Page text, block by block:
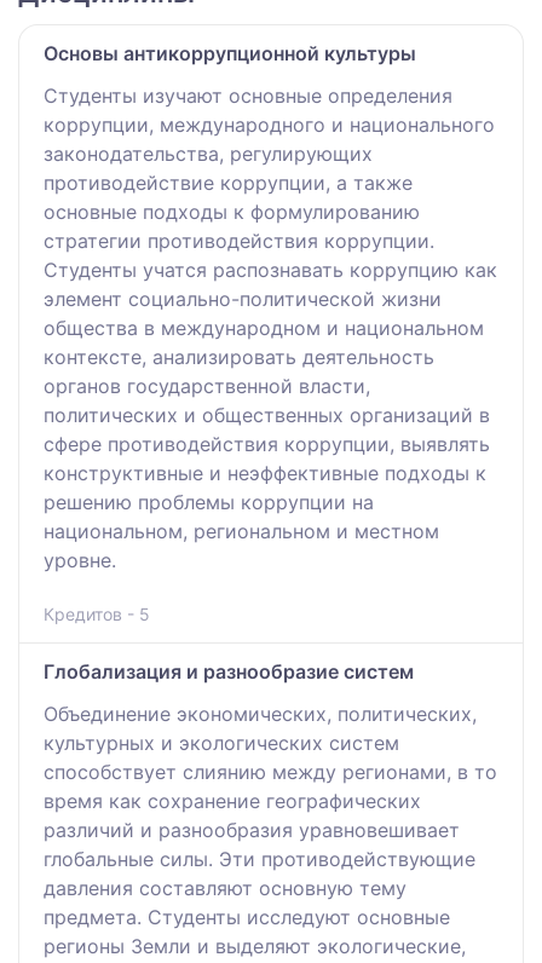
Основы антикоррупционной культуры
Студенты изучают основные определения
коррупции, международного и национального
законодательства, регулирующих
противодействие коррупции, а также
основные подходы к формулированию
стратегии противодействия коррупции.
Студенты учатся распознавать коррупцию как
элемент социально-политической жизни
общества в международном и национальном
контексте, анализировать деятельность
органов государственной власти,
политических и общественных организаций в
сфере противодействия коррупции, выявлять
конструктивные и неэффективные подходы к
решению проблемы коррупции на
национальном, региональном и местном
уровне.
Кредитов - 5
Глобализация и разнообразие систем
Объединение экономических, политических,
культурных и экологических систем
способствует слиянию между регионами, в то
время как сохранение географических
различий и разнообразия уравновешивает
глобальные силы. Эти противодействующие
давления составляют основную тему
предмета. Студенты исследуют основные
регионы Земли и выделяют экологические,